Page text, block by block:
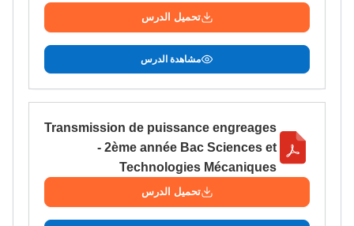
تحميل الدرس
مشاهدة الدرس
Transmission de puissance engreages
- 2ème année Bac Sciences et
Technologies Mécaniques
تحميل الدرس